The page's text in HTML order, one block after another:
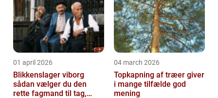
01 april 2026
Blikkenslager viborg
sådan vælger du den
rette fagmand til tag,
04 march 2026
Topkapning af træer giver
i mange tilfælde god
mening